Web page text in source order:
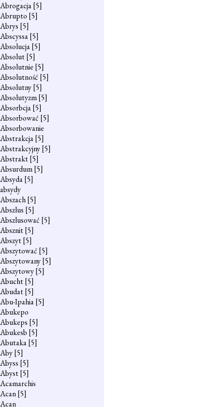
Abrogacja[5]
Abrupto [5]
Abrys [5]
Abscyssa[5]
Absolucja[5]
Absolut[5]
Absolutnie [5]
Absolutność [5]
Absolutny[5]
Absolutyzm[5]
Absorbcja[5]
Absorbować [5]
Absorbowanie
Abstrakcja[5]
Abstrakcyjny[5]
Abstrakt[5]
Absurdum[5]
Absyda[5]
absydy
Abszach[5]
Abszlus [5]
Abszlusować [5]
Absznit[5]
Abszyt[5]
Abszytować [5]
Abszytowany[5]
Abszytowy[5]
Abucht[5]
Abudat[5]
Abu-Ipahia[5]
Abukepo
Abukeps [5]
Abukesb [5]
Abutaka[5]
Aby[5]
Abyss [5]
Abyst[5]
Acamarchis
Acan[5]
Acan